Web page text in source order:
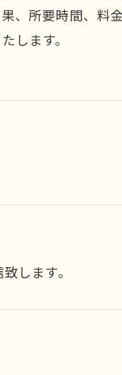
、所要時間、料
します。
します。